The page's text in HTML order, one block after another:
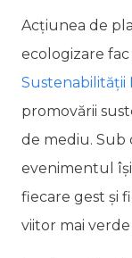
Acțiunea de
ecologizare
Sustenabilității
promovării
de mediu. Sub
evenimentul
fiecare gest și
viitor mai